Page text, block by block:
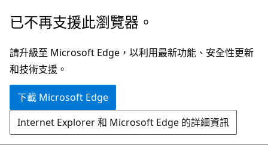
跳
主
要
內
已不再支援此瀏覽器。
請升級至 Microsoft Edge，以利用最新功能、安全性更新
和技術支援。
下載 Microsoft Edge
Internet Explorer 和 Microsoft Edge 的詳細資訊